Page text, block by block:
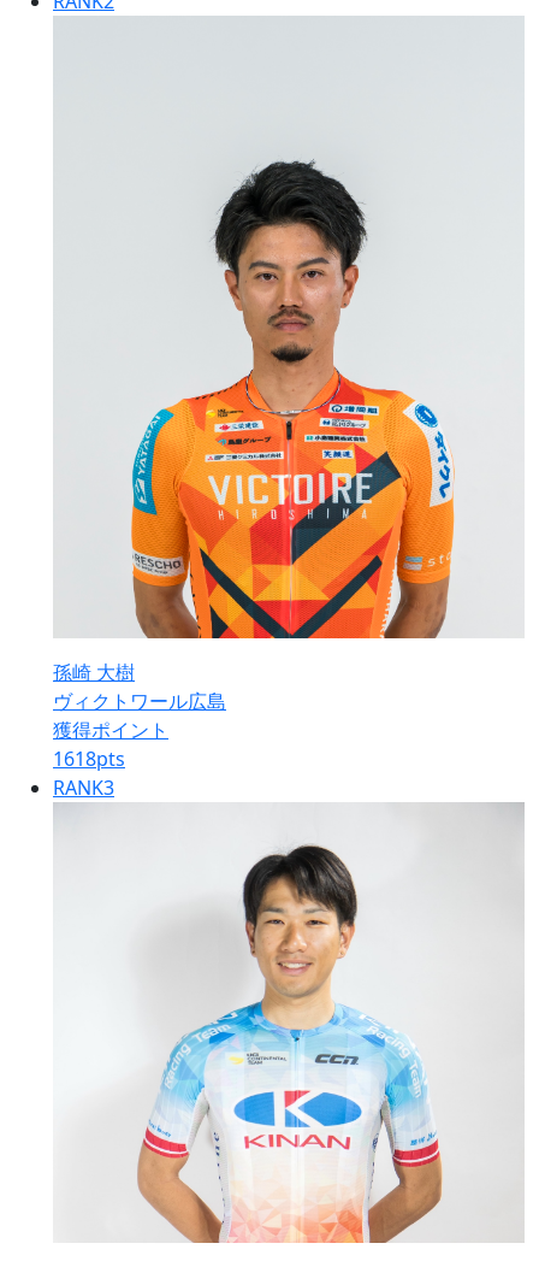
孫崎 大樹
ヴィクトワール広島
獲得ポイント
1618pts
RANK3